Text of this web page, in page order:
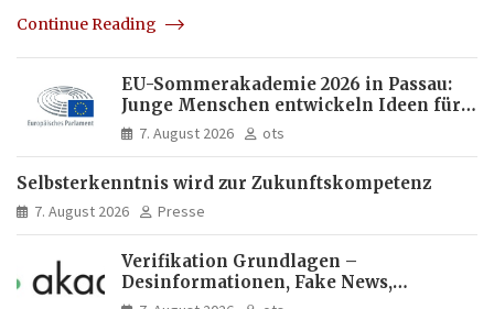
Continue Reading
EU-Sommerakademie 2026 in Passau:
Junge Menschen entwickeln Ideen für
Europas Zukunft
7. August 2026 ots
Selbsterkenntnis wird zur Zukunftskompetenz
7. August 2026 Presse
Verifikation Grundlagen –
Desinformationen, Fake News,
manipulierte Inhalte | dpa-Akademie